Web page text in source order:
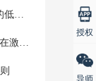
短剧的隐秘狂欢：6亿人悄悄追更的低级趣味生意经
短剧推广变现新策略：2026年如何在激烈竞争中突
授权
导师